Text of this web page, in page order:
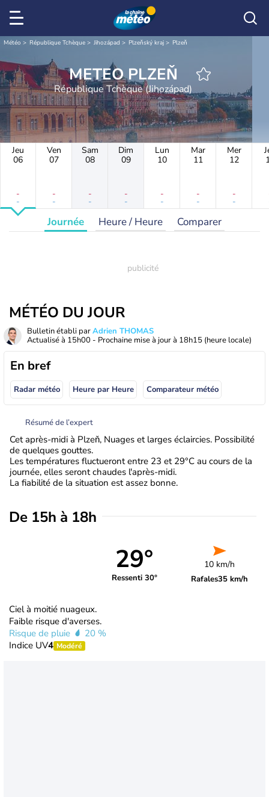
Météo République Tchèque Jihozápad Plzeňský kraj Plzeň
METEO PLZEŇ
République Tchèque (Jihozápad)
Jeu
06
-
-
Ven
07
-
-
Sam
08
-
-
Dim
09
-
-
Lun
10
-
-
Mar
11
-
-
Mer
12
-
-
Journée Heure / Heure Comparer
MÉTÉO DU JOUR
Bulletin établi parAdrien THOMAS
Actualisé à 15h00 - Prochaine mise à jour à 18h15 (heure locale)
En bref
Radar météo Heure par Heure Comparateur météo
Résumé de l’expert
Cet après-midi à Plzeň, Nuages et larges éclaircies. Possibilité
de quelques gouttes.
Les températures fluctueront entre 23 et 29°C au cours de la
journée, elles seront chaudes l'après-midi.
La fiabilité de la situation est assez bonne.
De 15h à 18h
29°
Ressenti 30°
10 km/h
Rafales35 km/h
Ciel à moitié nuageux.
Faible risque d'averses.
Risque de pluie
20 %
Indice UV4 Modéré